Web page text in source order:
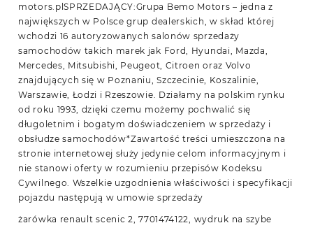
motors.plSPRZEDAJĄCY:Grupa Bemo Motors – jedna z
największych w Polsce grup dealerskich, w skład której
wchodzi 16 autoryzowanych salonów sprzedaży
samochodów takich marek jak Ford, Hyundai, Mazda,
Mercedes, Mitsubishi, Peugeot, Citroen oraz Volvo
znajdujących się w Poznaniu, Szczecinie, Koszalinie,
Warszawie, Łodzi i Rzeszowie. Działamy na polskim rynku
od roku 1993, dzięki czemu możemy pochwalić się
długoletnim i bogatym doświadczeniem w sprzedaży i
obsłudze samochodów*Zawartość treści umieszczona na
stronie internetowej służy jedynie celom informacyjnym i
nie stanowi oferty w rozumieniu przepisów Kodeksu
Cywilnego. Wszelkie uzgodnienia właściwości i specyfikacji
pojazdu następują w umowie sprzedaży
żarówka renault scenic 2, 7701474122, wydruk na szybe